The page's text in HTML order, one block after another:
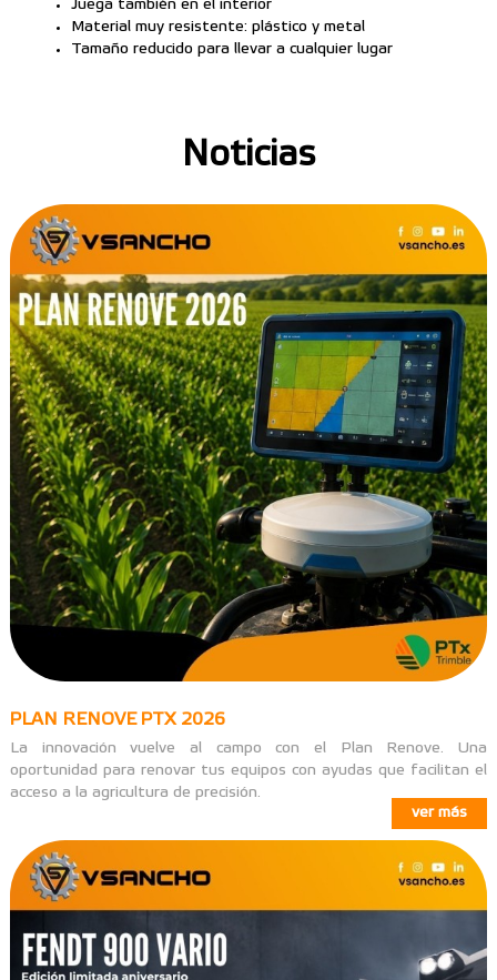
Juega también en el interior
Material muy resistente: plástico y metal
Tamaño reducido para llevar a cualquier lugar
Noticias
PLAN RENOVE PTX 2026
La innovación vuelve al campo con el Plan Renove. Una
oportunidad para renovar tus equipos con ayudas que facilitan el
acceso a la agricultura de precisión.
ver más